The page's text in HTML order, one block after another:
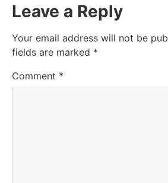
Leave a Reply
Your email address will not be
fields are marked *
Comment *